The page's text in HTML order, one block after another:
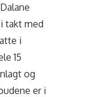
takt med
i
15
og
er i